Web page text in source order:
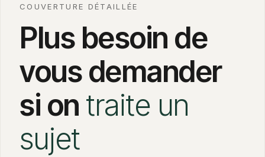
COUVERTURE DÉTAILLÉE
Plus besoin de
vous demander
si on traite un
sujet